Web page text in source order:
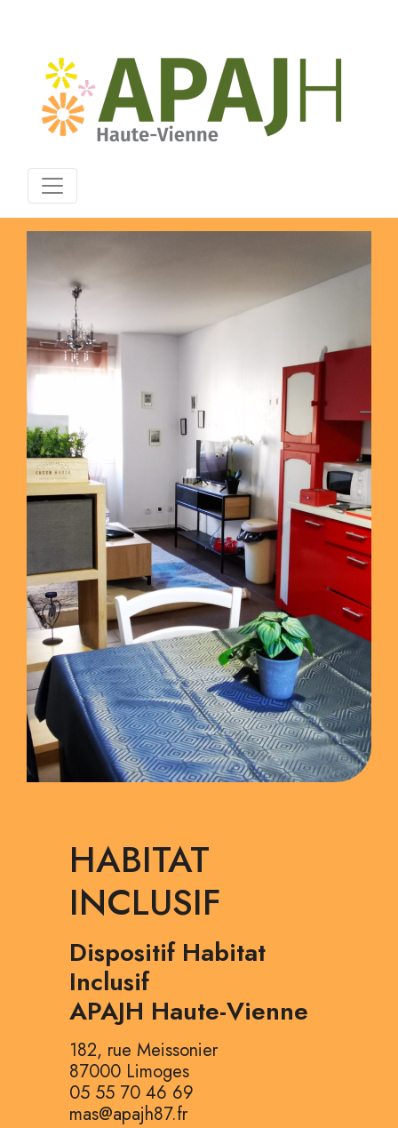
HABITAT
INCLUSIF
Dispositif Habitat
Inclusif
APAJH Haute-Vienne
182, rue Meissonier
87000 Limoges
05 55 70 46 69
mas@apajh87.fr